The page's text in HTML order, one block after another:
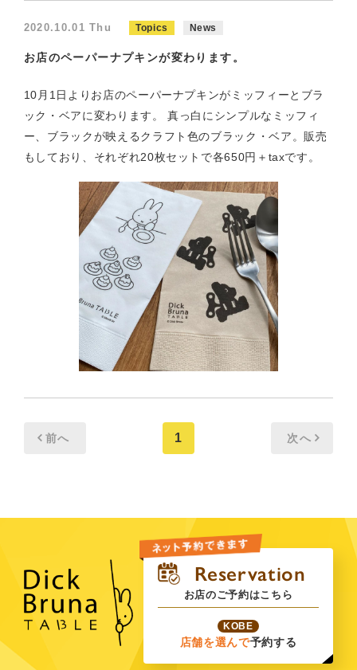
2020.10.01 Thu Topics News
お店のペーパーナプキンが変わります。
10月1日よりお店のペーパーナプキンがミッフィーとブラ
ック・ベアに変わります。 真っ白にシンプルなミッフィ
ー、ブラックが映えるクラフト色のブラック・ベア。販売
もしており、それぞれ20枚セットで各650円＋taxです。
前へ 1 次へ
お店のご予約はこちら
KOBE
店舗を選んで予約する